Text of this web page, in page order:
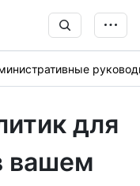
для
вашем